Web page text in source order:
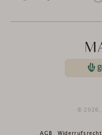
© 2026,
AGB Widerrufsrecht